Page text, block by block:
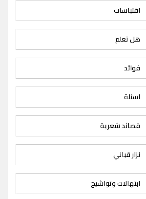
اقتباسات
هل تعلم
فوائد
اسئلة
قصائد شعرية
نزار قباني
ابتهالات وتواشيح